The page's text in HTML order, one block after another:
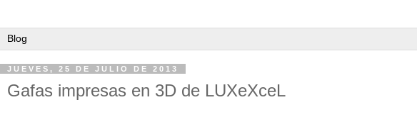
JUEVES, 25 DE JULIO DE 2013
Gafas impresas en 3D de LUXeXceL